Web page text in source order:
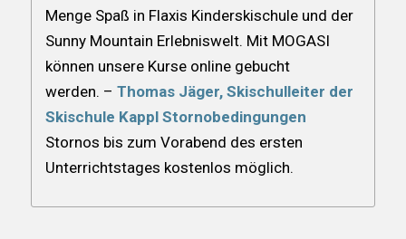
Menge Spaß in Flaxis Kinderskischule und der
Sunny Mountain Erlebniswelt. Mit MOGASI
können unsere Kurse online gebucht
werden. – Thomas Jäger, Skischulleiter der
Skischule Kappl Stornobedingungen
Stornos bis zum Vorabend des ersten
Unterrichtstages kostenlos möglich.